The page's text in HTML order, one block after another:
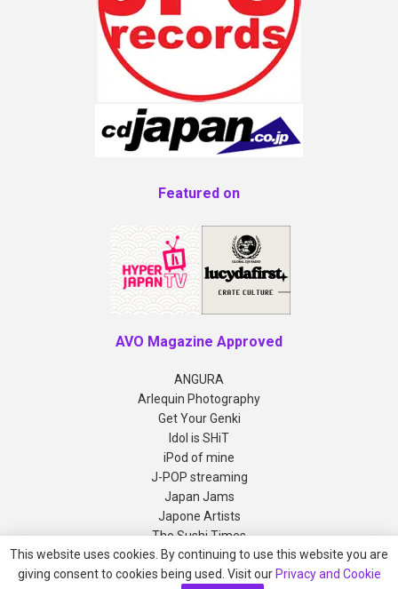
Featured on
AVO Magazine Approved
ANGURA
Arlequin Photography
Get Your Genki
Idol is SHiT
iPod of mine
J-POP streaming
Japan Jams
Japone Artists
The Sushi Times
This website uses cookies. By continuing to use this website you are
giving consent to cookies being used. Visit our Privacy and Cookie